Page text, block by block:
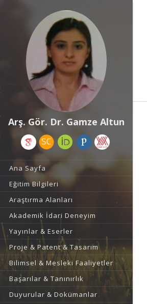
Arş. Gör. Dr. Gamze Altun
Ana Sayfa
Eğitim Bilgileri
Araştırma Alanları
Akademik İdari Deneyim
Yayınlar & Eserler
Proje & Patent & Tasarım
Bilimsel & Mesleki Faaliyetler
Başarılar & Tanınırlık
Duyurular & Dokümanlar